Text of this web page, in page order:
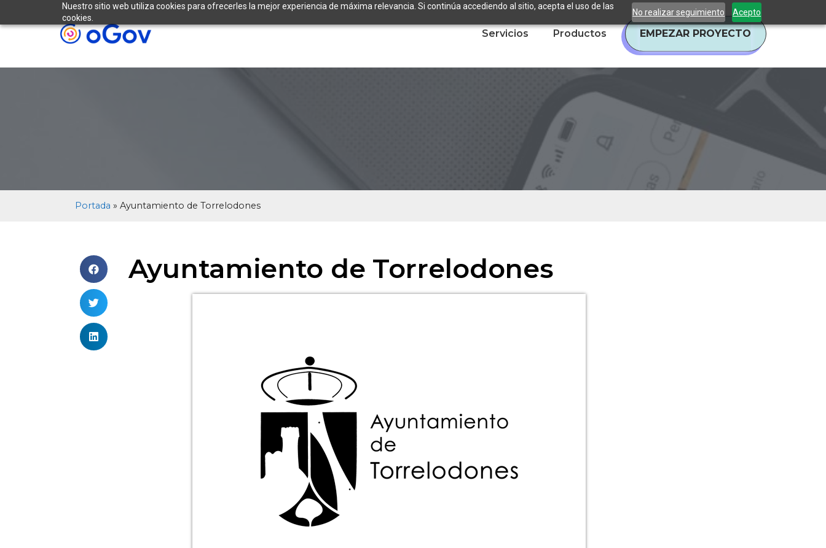
Nuestro sitio web utiliza cookies para ofrecerles la mejor experiencia de máxima relevancia. Si continúa accediendo al sitio, acepta el uso de las
cookies.
No realizar seguimiento Acepto
Servicios Productos EMPEZAR PROYECTO
Portada » Ayuntamiento de Torrelodones
Ayuntamiento de Torrelodones